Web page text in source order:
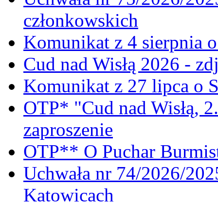
członkowskich
Komunikat z 4 sierpnia
Cud nad Wisłą 2026 -
Komunikat z 27 lipca o
OTP* "Cud nad Wisłą,
zaproszenie
OTP** O Puchar
Uchwała nr 74/2026/
Katowicach